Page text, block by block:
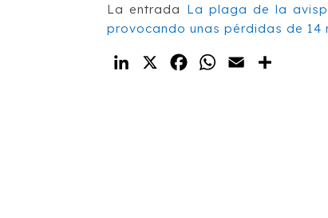
La entrada La plaga de la
provocando unas pérdidas de 14
LinkedIn
X FacebookWhatsApp
Email